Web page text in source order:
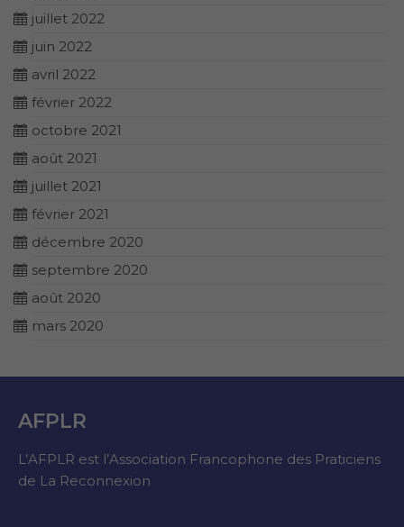
juillet 2022
juin 2022
avril 2022
février 2022
octobre 2021
août 2021
juillet 2021
février 2021
décembre 2020
septembre 2020
août 2020
mars 2020
AFPLR
L’AFPLR est l’Association Francophone des Praticiens
de La Reconnexion